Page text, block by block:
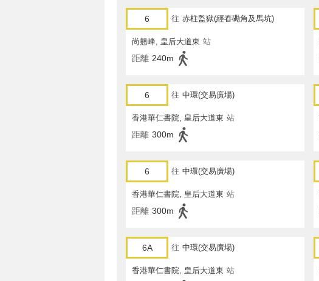
6 往 赤柱監獄(經舂磡角及馬坑)
尚翹峰, 皇后大道東 站
距離 240m
6 往 中環(交易廣場)
香港華仁書院, 皇后大道東 站
距離 300m
6 往 中環(交易廣場)
香港華仁書院, 皇后大道東 站
距離 300m
6A 往 中環(交易廣場)
香港華仁書院, 皇后大道東 站